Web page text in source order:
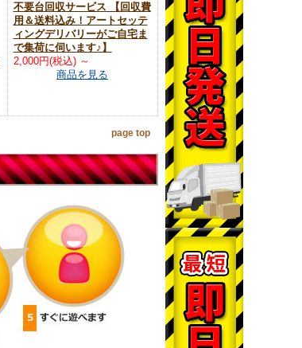
不要台回収サービス 【回収費
用＆送料込み！アートセッテ
ィングデリバリーがご自宅ま
で集荷に伺います♪】
2,000円(税込) ～
商品を見る
page top